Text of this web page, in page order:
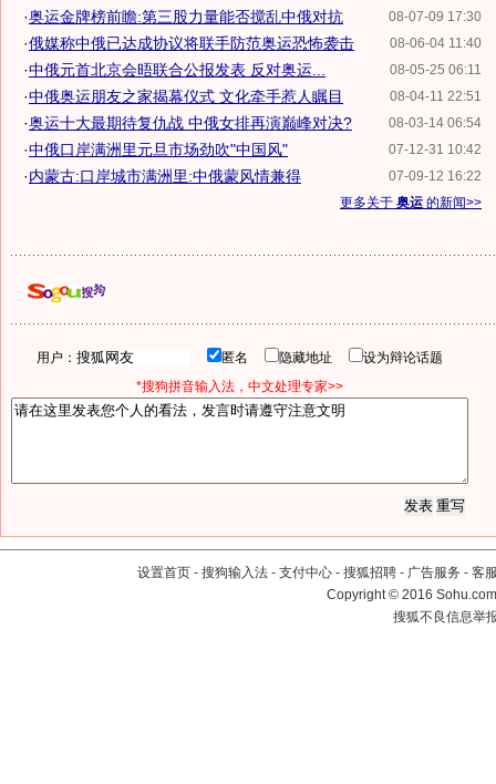
08-07-09 17:30
·奥运金牌榜前瞻:第三股力量能否搅乱中俄对抗
08-06-04 11:40
·俄媒称中俄已达成协议将联手防范奥运恐怖袭击
08-05-25 06:11
·中俄元首北京会晤联合公报发表 反对奥运...
08-04-11 22:51
·中俄奥运朋友之家揭幕仪式 文化牵手惹人瞩目
08-03-14 06:54
·奥运十大最期待复仇战 中俄女排再演巅峰对决?
07-12-31 10:42
·中俄口岸满洲里元旦市场劲吹"中国风"
07-09-12 16:22
·内蒙古:口岸城市满洲里:中俄蒙风情兼得
更多关于 奥运 的新闻>>
用户： 匿名 隐藏地址
设为辩论话题
*搜狗拼音输入法，中文处理专家>>
设置首页 - 搜狗输入法 - 支付中心 - 搜狐招聘 - 广告服务 - 客
Copyright©2016
搜狐不良信息举